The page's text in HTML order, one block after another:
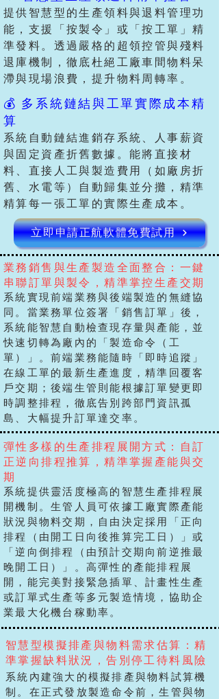
提供智慧型的生產領料與退料管理功
能，支援「按製令」或「按工單」精
準發料。透過嚴格的超領控管與殘料
退庫機制，徹底杜絕工廠車間物料呆
滯與現場浪費，提升物料周轉率。
💰 多系統鏈結與工單實際成本精
算
系統自動鏈結進銷存系統、人事薪資
與固定資產折舊數據。能將直接材
料、直接人工與製造費用（如廠房折
舊、水電等）自動歸集並分攤，精準
精算每一張工單的實際生產成本。
立即申請正航軟體免費試用
業務銷售與生產製造全面整合：一鍵
串聯訂單與製令，精準掌控生產交期
系統實現前端業務與後端製造的無縫協
同。當業務單位簽署「銷售訂單」後，
系統能智慧自動檢查現存量與產能，並
快速切轉為廠內的「製造命令（工
單）」。前端業務能隨時「即時追蹤」
在線工單的最新生產進度，精準回覆客
戶交期；後端生管則能根據訂單變更即
時調整排程，徹底告別跨部門資訊孤
島、大幅提升訂單達交率。
彈性多樣的生產排程展開方式：自訂
正逆向排程推算，精準掌握產能與交
期
系統提供靈活度極高的智慧生產排程展
開機制。生管人員可依據工廠實際產能
狀況與物料交期，自由決定採用「正向
排程（由開工日向後推算完工日）」或
「逆向倒排程（由預計交期向前逆推最
晚開工日）」。高彈性的產能排程展
開，能完美對接緊急插單、計畫性生產
或訂單式生產等多元製造情境，協助企
業最大化機台稼動率。
智慧型模擬排產與物料需求估算：精
準掌握缺料狀況，告別停工待料風險
系統內建強大的模擬排產與物料試算機
制。在正式發放製造命令前，生管與物